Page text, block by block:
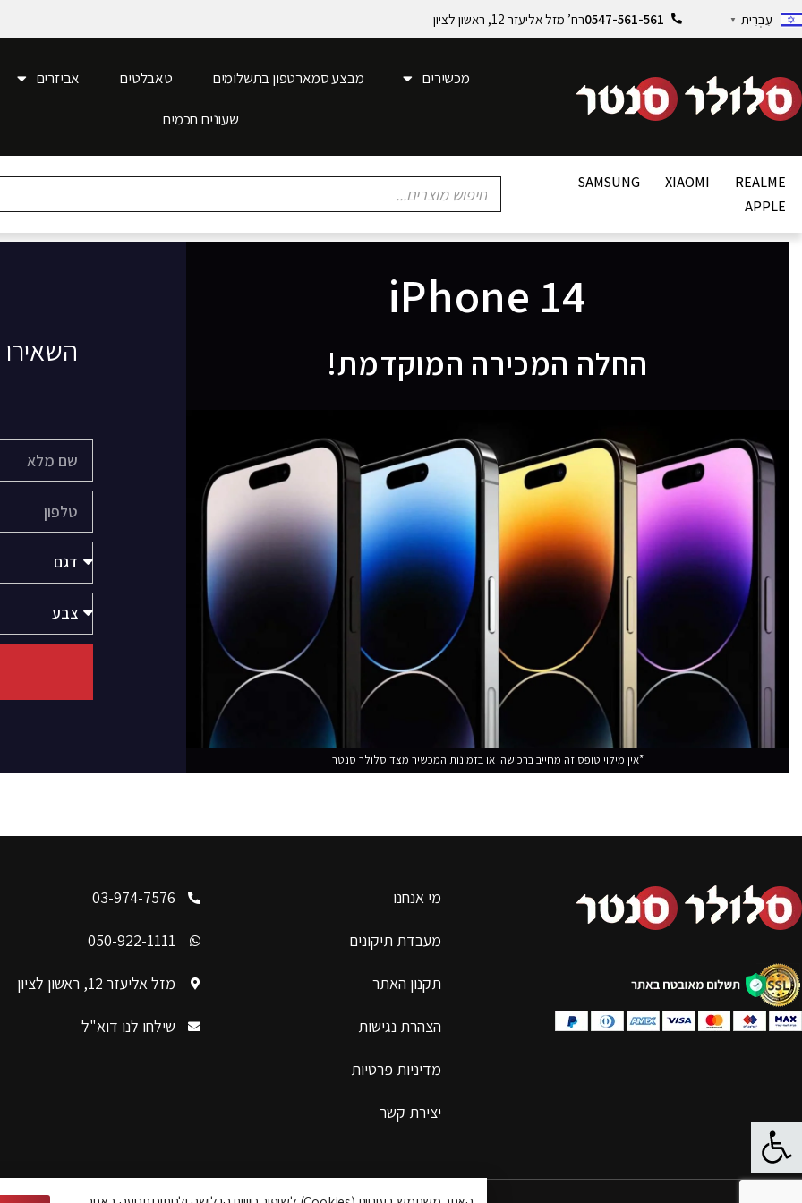
פתח סרגל נגישות
עִבְרִית ▼
0547-561-561רח’ מזל אליעזר 12, ראשון לציון
מכשירים מבצע סמארטפון בתשלומים טאבלטים אביזרים
שעונים חכמים
REALME
XIAOMI
SAMSUNG
APPLE
iPhone 14
החלה המכירה המוקדמת!
*אין מילוי טופס זה מחייב ברכישה או בזמינות המכשיר מצד סלולר סנטר
מי אנחנו
מעבדת תיקונים
תקנון האתר
הצהרת נגישות
מדיניות פרטיות
יצירת קשר
03-974-7576
050-922-1111
מזל אליעזר 12, ראשון לציון
שילחו לנו דוא"ל